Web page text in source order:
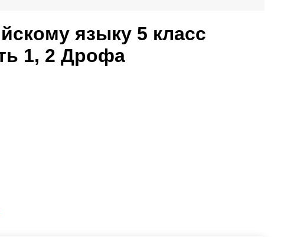
языку 5 класс
1, 2 Дрофа